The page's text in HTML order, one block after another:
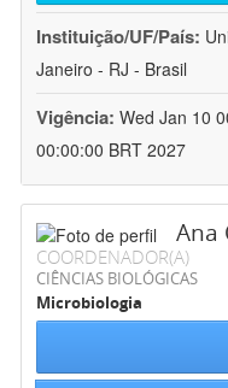
Instituição/UF/País:
Janeiro - RJ - Brasil
Vigência: Wed Jan 10
00:00:00 BRT 2027
Ana
COORDENADOR(A)
CIÊNCIAS BIOLÓGICAS
Microbiologia